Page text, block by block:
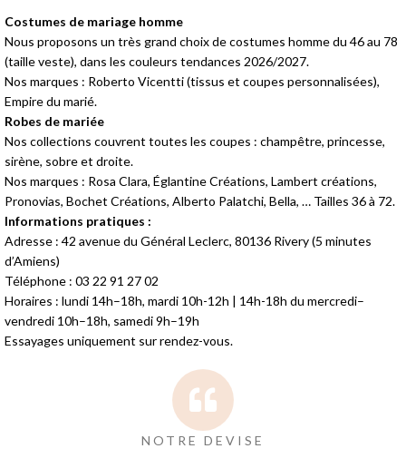
Costumes de mariage homme
Nous proposons un très grand choix de costumes homme du 46 au 78
(taille veste), dans les couleurs tendances 2026/2027.
Nos marques : Roberto Vicentti (tissus et coupes personnalisées),
Empire du marié.
Robes de mariée
Nos collections couvrent toutes les coupes : champêtre, princesse,
sirène, sobre et droite.
Nos marques : Rosa Clara, Églantine Créations, Lambert créations,
Pronovias, Bochet Créations, Alberto Palatchi, Bella, … Tailles 36 à 72.
Informations pratiques :
Adresse : 42 avenue du Général Leclerc, 80136 Rivery (5 minutes
d’Amiens)
Téléphone : 03 22 91 27 02
Horaires : lundi 14h–18h, mardi 10h-12h | 14h-18h du mercredi–
vendredi 10h–18h, samedi 9h–19h
Essayages uniquement sur rendez-vous.
NOTRE DEVISE